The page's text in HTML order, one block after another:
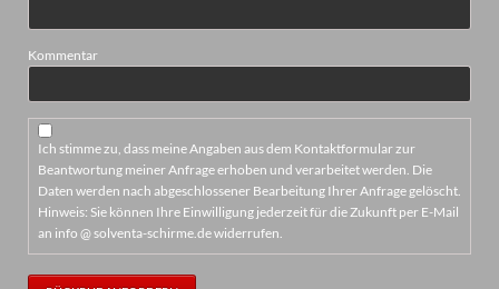
Kommentar
Ich stimme zu, dass meine Angaben aus dem Kontaktformular zur
Beantwortung meiner Anfrage erhoben und verarbeitet werden. Die
Daten werden nach abgeschlossener Bearbeitung Ihrer Anfrage gelöscht.
Hinweis: Sie können Ihre Einwilligung jederzeit für die Zukunft per E-Mail
an info @ solventa-schirme.de widerrufen.